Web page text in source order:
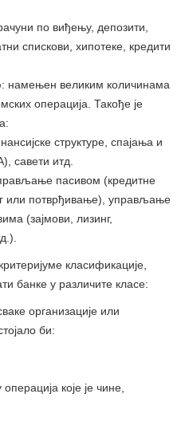
по виђењу, депозити,
спискови, хипотеке, кредити
: намењен великим количинама
операција. Такође је
структуре, спајања и
савети итд.
пасивом (кредитне
или потврђивање), управљање
(зајмови, лизинг,
класификације,
банке у различите класе:
организације или
би:
које је чине,